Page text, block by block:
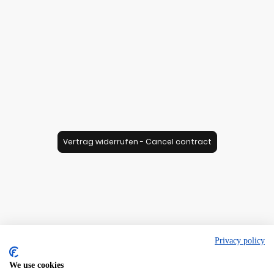
Vertrag widerrufen - Cancel contract
Privacy policy
We use cookies